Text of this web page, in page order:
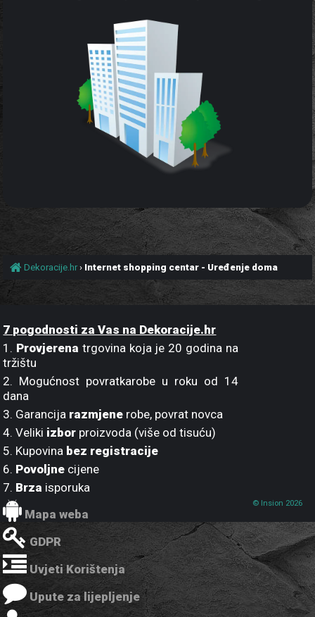
Dekoracije.hr› Internet shopping centar - Uređenje doma
7 pogodnosti za Vas na Dekoracije.hr
1. Provjerena trgovina koja je 20 godina na
tržištu
2. Mogućnost povratkarobe u roku od 14
dana
3. Garancija razmjene robe, povrat novca
4. Veliki izbor proizvoda (više od tisuću)
5. Kupovina bez registracije
6. Povoljne cijene
7. Brza isporuka
Mapa weba
GDPR
Uvjeti Korištenja
Upute za lijepljenje
© Insion 2026